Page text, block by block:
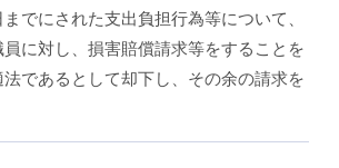
でにされた支出負担行為等について、
員に対し、損害賠償請求等をすることを
であるとして却下し、その余の請求を